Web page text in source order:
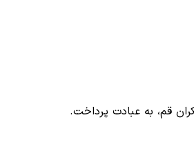
قم، به عبادت پرداخت.